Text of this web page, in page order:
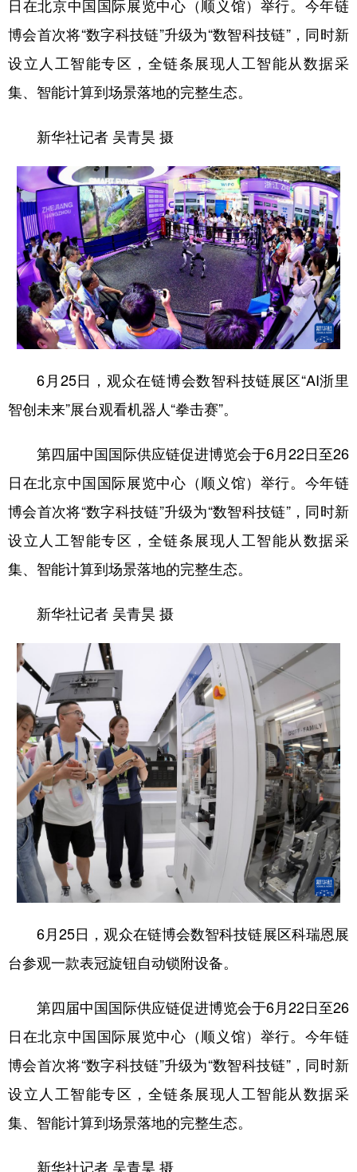
日在北京中国国际展览中心（顺义馆）举行。今年链
博会首次将“数字科技链”升级为“数智科技链”，同时新
设立人工智能专区，全链条展现人工智能从数据采
集、智能计算到场景落地的完整生态。
新华社记者 吴青昊 摄
6月25日，观众在链博会数智科技链展区“AI浙里
智创未来”展台观看机器人“拳击赛”。
第四届中国国际供应链促进博览会于6月22日至26
日在北京中国国际展览中心（顺义馆）举行。今年链
博会首次将“数字科技链”升级为“数智科技链”，同时新
设立人工智能专区，全链条展现人工智能从数据采
集、智能计算到场景落地的完整生态。
新华社记者 吴青昊 摄
6月25日，观众在链博会数智科技链展区科瑞恩展
台参观一款表冠旋钮自动锁附设备。
第四届中国国际供应链促进博览会于6月22日至26
日在北京中国国际展览中心（顺义馆）举行。今年链
博会首次将“数字科技链”升级为“数智科技链”，同时新
设立人工智能专区，全链条展现人工智能从数据采
集、智能计算到场景落地的完整生态。
新华社记者 吴青昊 摄